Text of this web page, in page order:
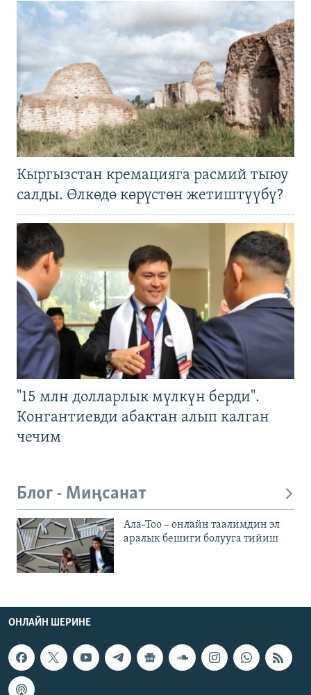
Кыргызстан кремацияга расмий тыюу
салды. Өлкөдө көрүстөн жетиштүүбү?
"15 млн долларлык мүлкүн берди".
Конгантиевди абактан алып калган
чечим
Блог - Миңсанат
Ала-Тоо – онлайн таалимдин эл
аралык бешиги болууга тийиш
ОНЛАЙН ШЕРИНЕ